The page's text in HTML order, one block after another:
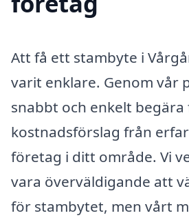
Att få ett stambyte i
varit enklare. Genom vår
snabbt och enkelt begära
kostnadsförslag från
företag i ditt område. Vi
vara överväldigande att
för stambytet, men vårt